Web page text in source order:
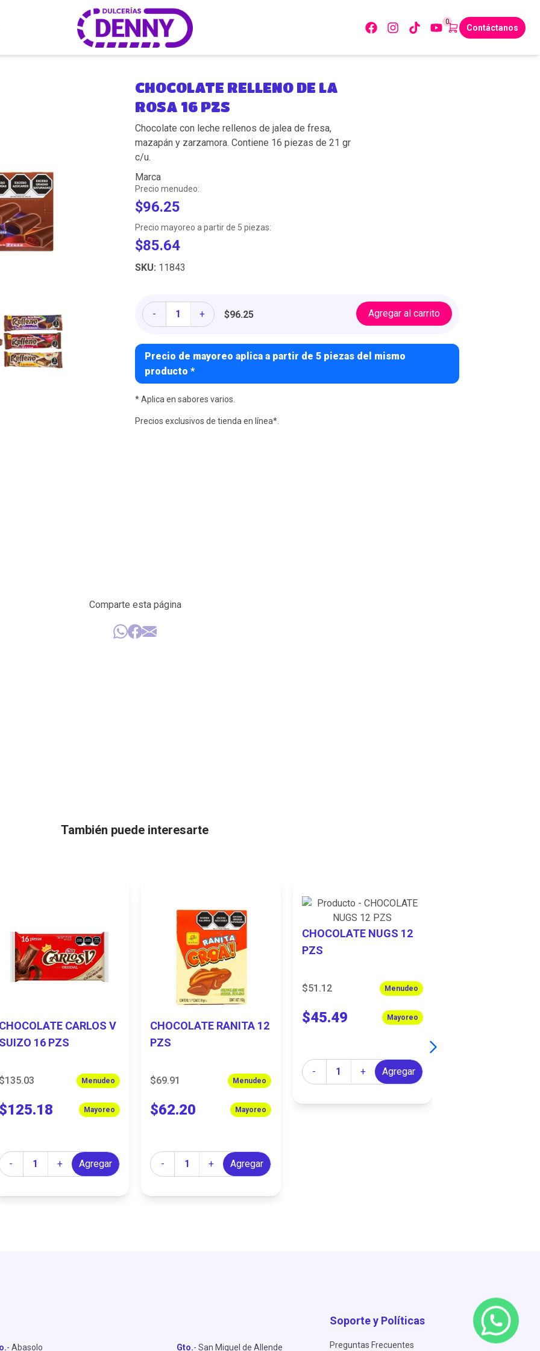
Contáctanos
0
CHOCOLATE RELLENO DE LA
ROSA 16 PZS
Chocolate con leche rellenos de jalea de fresa,
mazapán y zarzamora. Contiene 16 piezas de 21 gr
c/u.
Marca
Precio menudeo:
$96.25
Precio mayoreo a partir de 5 piezas:
$85.64
SKU: 11843
-
Cantidad + $96.25 Agregar al carrito
Precio de mayoreo aplica a partir de 5 piezas del mismo
producto *
* Aplica en sabores varios.
Precios exclusivos de tienda en línea*.
Comparte esta página
También puede interesarte
CHOCOLATE CARLOS V
SUIZO 16 PZS
$135.03 Menudeo
$125.18 Mayoreo
-
Cantidad + Agregar
CHOCOLATE RANITA 12
PZS
$69.91 Menudeo
$62.20 Mayoreo
-
Cantidad + Agregar
CHOCOLATE NUGS 12
PZS
$51.12 Menudeo
$45.49 Mayoreo
-
Cantidad + Agregar
- Abasolo Gto.- San Miguel de Allende
Soporte y Políticas
Preguntas Frecuentes